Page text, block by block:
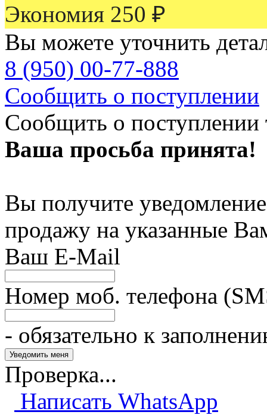
Экономия 250 ₽
Вы можете уточнить
8 (950) 00-77-888
Сообщить о поступлении
Сообщить о поступлении
Ваша просьба принята!
Вы получите
продажу на указанные
Ваш E-Mail
Номер моб. телефона
- обязательно к
Проверка...
Написать WhatsApp